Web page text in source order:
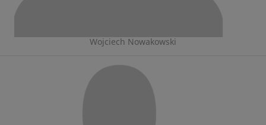
Wojciech Nowakowski